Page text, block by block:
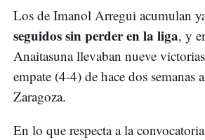
Los de Imanol Arregui acumulan
seguidos sin perder en la liga, y
Anaitasuna llevaban nueve
empate (4-4) de hace dos semanas
Zaragoza.
En lo que respecta a la